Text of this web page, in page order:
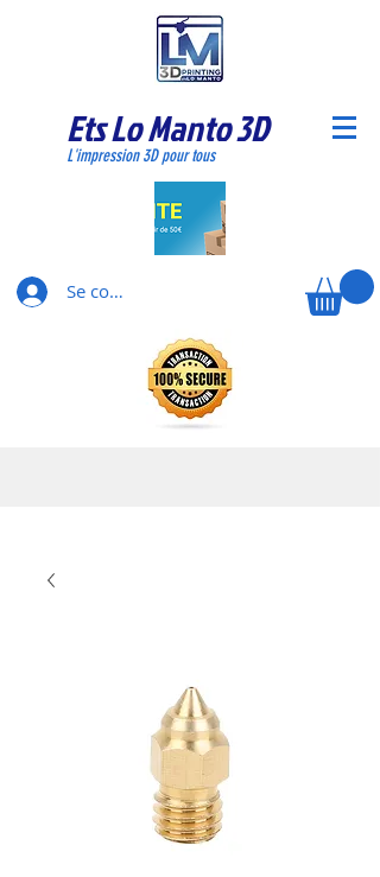
Ets Lo Manto 3D
L'impression 3D pour tous
Se connecter